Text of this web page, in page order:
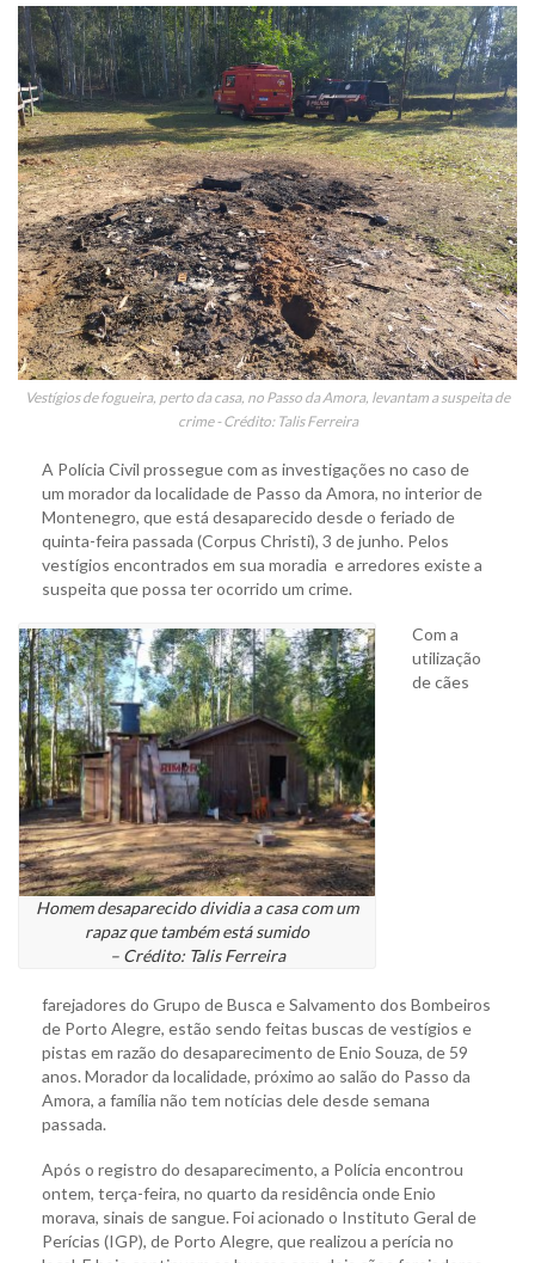
Vestígios de fogueira, perto da casa, no Passo da Amora, levantam a suspeita de
crime - Crédito: Talis Ferreira
A Polícia Civil prossegue com as investigações no caso de
um morador da localidade de Passo da Amora, no interior de
Montenegro, que está desaparecido desde o feriado de
quinta-feira passada (Corpus Christi), 3 de junho. Pelos
vestígios encontrados em sua moradia e arredores existe a
suspeita que possa ter ocorrido um crime.
Homem desaparecido dividia a casa com um
rapaz que também está sumido
– Crédito: Talis Ferreira
Com a
utilização
de cães
farejadores do Grupo de Busca e Salvamento dos Bombeiros
de Porto Alegre, estão sendo feitas buscas de vestígios e
pistas em razão do desaparecimento de Enio Souza, de 59
anos. Morador da localidade, próximo ao salão do Passo da
Amora, a família não tem notícias dele desde semana
passada.
Após o registro do desaparecimento, a Polícia encontrou
ontem, terça-feira, no quarto da residência onde Enio
morava, sinais de sangue. Foi acionado o Instituto Geral de
Perícias (IGP), de Porto Alegre, que realizou a perícia no